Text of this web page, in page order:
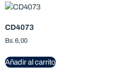
CD4073
Bs.6,00
Añadir al carrito